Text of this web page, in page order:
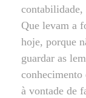
contabilidade,
Que levam a
hoje, porque
guardar as
conhecimento
à vontade de